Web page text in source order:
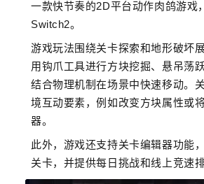
一款快节奏的2D平台动作肉鸽游戏
Switch2。
游戏玩法围绕关卡探索和地形破坏
用钩爪工具进行方块挖掘、悬吊荡
结合物理机制在场景中快速移动。
境互动要素，例如改变方块属性或
器。
此外，游戏还支持关卡编辑器功能
关卡，并提供每日挑战和线上竞速排